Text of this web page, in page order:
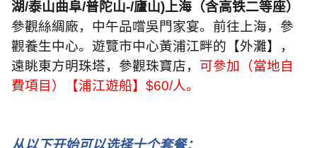
湖/泰山曲阜/普陀山-/廬山)上海（含高铁二等座）
參觀絲綢廠，中午品嚐吳門家宴。前往上海，參
觀養生中心。遊覽市中心黃浦江畔的【外灘】，
遠眺東方明珠塔，參觀珠寶店， 可參加（當地自
費項目）【浦江遊船】 $60/人。
从以下开始可以选择十个套餐：